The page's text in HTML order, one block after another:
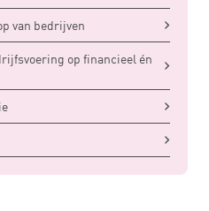
van bedrijven
op financieel én